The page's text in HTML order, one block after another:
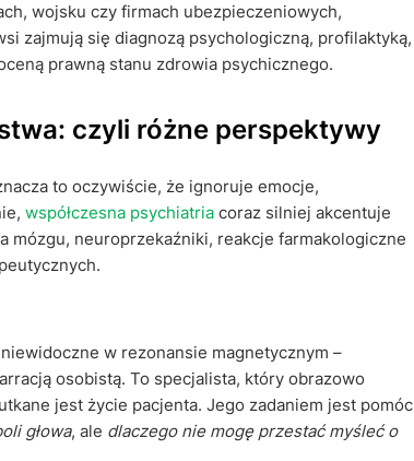
wojsku czy firmach ubezpieczeniowych,
zajmują się diagnozą psychologiczną, profilaktyką,
prawną stanu zdrowia psychicznego.
czyli różne perspektywy
to oczywiście, że ignoruje emocje,
współczesna psychiatria coraz silniej akcentuje
neuroprzekaźniki, reakcje farmakologiczne
w rezonansie magnetycznym –
osobistą. To specjalista, który obrazowo
jest życie pacjenta. Jego zadaniem jest pomóc
głowa, ale dlaczego nie mogę przestać myśleć o